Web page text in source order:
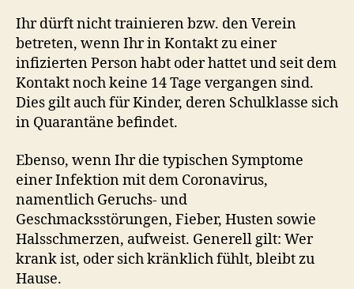
Ihr dürft nicht trainieren bzw. den Verein
betreten, wenn Ihr in Kontakt zu einer
infizierten Person habt oder hattet und seit dem
Kontakt noch keine 14 Tage vergangen sind.
Dies gilt auch für Kinder, deren Schulklasse sich
in Quarantäne befindet.
Ebenso, wenn Ihr die typischen Symptome
einer Infektion mit dem Coronavirus,
namentlich Geruchs- und
Geschmacksstörungen, Fieber, Husten sowie
Halsschmerzen, aufweist. Generell gilt: Wer
krank ist, oder sich kränklich fühlt, bleibt zu
Hause.